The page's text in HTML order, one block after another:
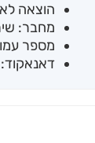
הוצאה
מחבר:
מספר
דאנאקוד: 1272-2820